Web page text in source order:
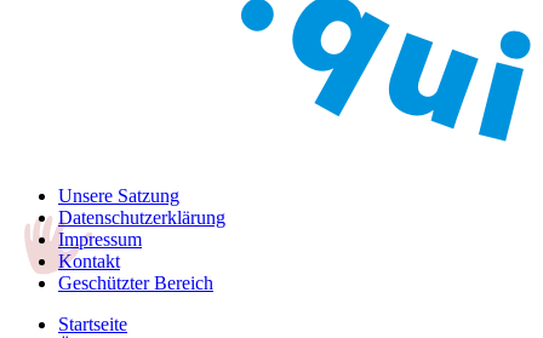
Unsere Satzung
Datenschutzerklärung
Impressum
Kontakt
Geschützter Bereich
Startseite